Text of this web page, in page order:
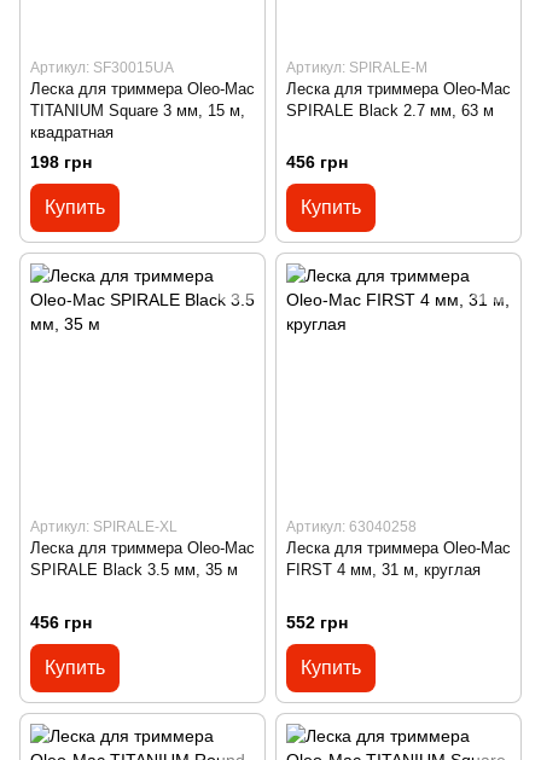
Артикул: SF30015UA
Леска для триммера Oleo-Mac
TITANIUM Square 3 мм, 15 м,
квадратная
198 грн
Купить
Артикул: SPIRALE-M
Леска для триммера Oleo-Mac
SPIRALE Black 2.7 мм, 63 м
456 грн
Купить
Артикул: SPIRALE-XL
Леска для триммера Oleo-Mac
SPIRALE Black 3.5 мм, 35 м
456 грн
Купить
Артикул: 63040258
Леска для триммера Oleo-Mac
FIRST 4 мм, 31 м, круглая
552 грн
Купить